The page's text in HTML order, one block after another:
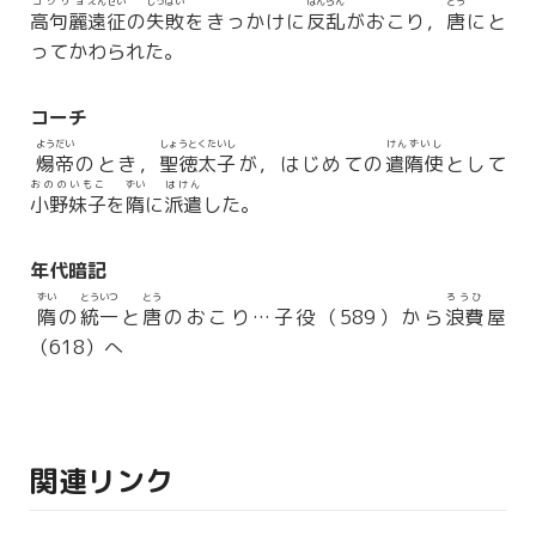
高句麗遠征の失敗をきっかけに反乱がおこり， 唐にと
ってかわられた。
コーチ
煬帝
ようだい
のとき， 聖徳太子
しょうとくたいし
が，はじめての遣隋使
けんずいし
として
小野妹子
おののいもこ
を隋
ずい
に派遣
はけん
した。
年代暗記
隋
ずい
の統一
とういつ
と 唐
とう
のおこり…子役（589）から 浪費
ろうひ
屋
（618）へ
関連リンク